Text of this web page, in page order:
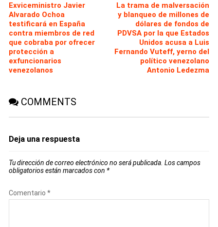
Exviceministro Javier
Alvarado Ochoa
testificará en España
contra miembros de red
que cobraba por ofrecer
protección a
exfuncionarios
venezolanos
La trama de malversación
y blanqueo de millones de
dólares de fondos de
PDVSA por la que Estados
Unidos acusa a Luis
Fernando Vuteff, yerno del
político venezolano
Antonio Ledezma
COMMENTS
Deja una respuesta
Tu dirección de correo electrónico no será publicada. Los campos
obligatorios están marcados con *
Comentario *